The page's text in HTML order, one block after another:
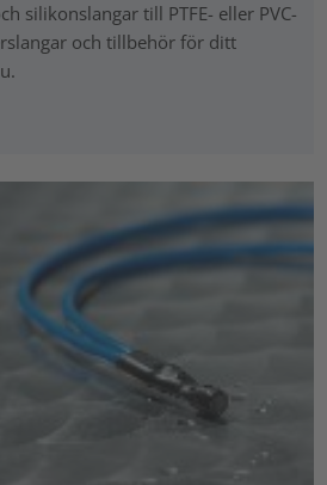
silikonslangar till PTFE- eller PVC-
och tillbehör för ditt